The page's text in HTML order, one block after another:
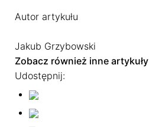
Autor artykułu
Jakub Grzybowski
Zobacz również inne artykuły
Udostępnij: